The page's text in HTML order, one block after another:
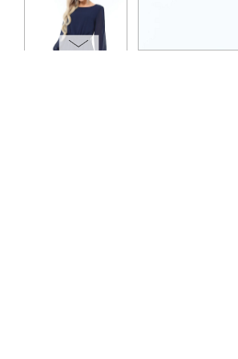
ОПЛАТА
ТАБЛИЦА РАЗМЕРОВ